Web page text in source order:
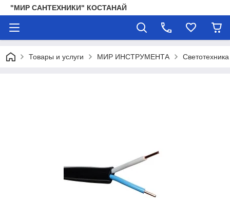
"МИР САНТЕХНИКИ" КОСТАНАЙ
Товары и услуги МИР ИНСТРУМЕНТА Светотехника